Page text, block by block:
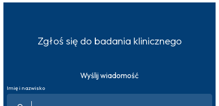
Zgłoś się do badania klinicznego
Wyślij wiadomość
Imię i nazwisko